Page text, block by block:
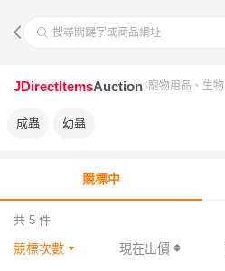
搜尋關鍵字或商品網址
JDirectItemsAuction 寵物用品、生物
成蟲 幼蟲
競標中
共 5 件
競標次數 現在出價